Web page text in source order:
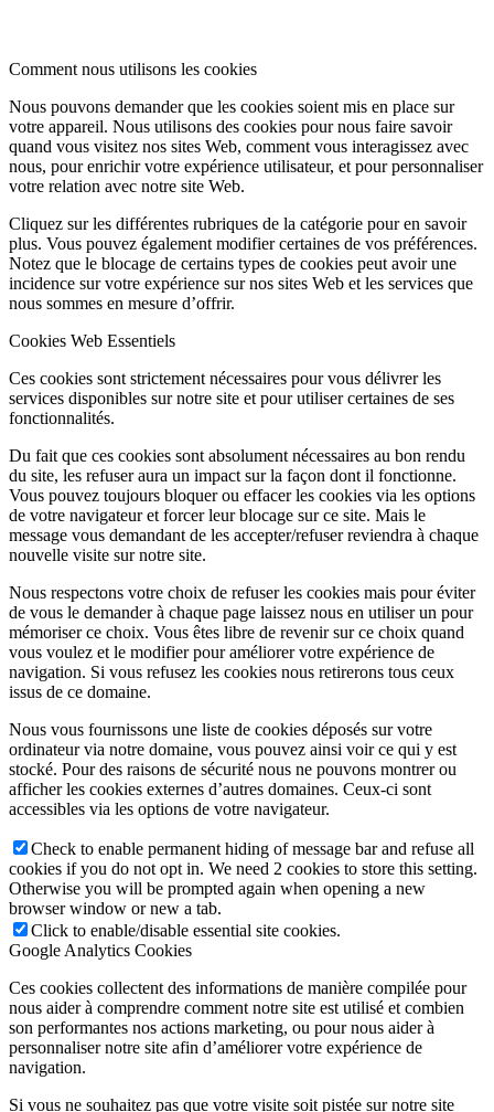
Comment nous utilisons les cookies
Nous pouvons demander que les cookies soient mis en place sur
votre appareil. Nous utilisons des cookies pour nous faire savoir
quand vous visitez nos sites Web, comment vous interagissez avec
nous, pour enrichir votre expérience utilisateur, et pour personnaliser
votre relation avec notre site Web.
Cliquez sur les différentes rubriques de la catégorie pour en savoir
plus. Vous pouvez également modifier certaines de vos préférences.
Notez que le blocage de certains types de cookies peut avoir une
incidence sur votre expérience sur nos sites Web et les services que
nous sommes en mesure d’offrir.
Cookies Web Essentiels
Ces cookies sont strictement nécessaires pour vous délivrer les
services disponibles sur notre site et pour utiliser certaines de ses
fonctionnalités.
Du fait que ces cookies sont absolument nécessaires au bon rendu
du site, les refuser aura un impact sur la façon dont il fonctionne.
Vous pouvez toujours bloquer ou effacer les cookies via les options
de votre navigateur et forcer leur blocage sur ce site. Mais le
message vous demandant de les accepter/refuser reviendra à chaque
nouvelle visite sur notre site.
Nous respectons votre choix de refuser les cookies mais pour éviter
de vous le demander à chaque page laissez nous en utiliser un pour
mémoriser ce choix. Vous êtes libre de revenir sur ce choix quand
vous voulez et le modifier pour améliorer votre expérience de
navigation. Si vous refusez les cookies nous retirerons tous ceux
issus de ce domaine.
Nous vous fournissons une liste de cookies déposés sur votre
ordinateur via notre domaine, vous pouvez ainsi voir ce qui y est
stocké. Pour des raisons de sécurité nous ne pouvons montrer ou
afficher les cookies externes d’autres domaines. Ceux-ci sont
accessibles via les options de votre navigateur.
Check to enable permanent hiding of message bar and refuse all
cookies if you do not opt in. We need 2 cookies to store this setting.
Otherwise you will be prompted again when opening a new
browser window or new a tab.
Click to enable/disable essential site cookies.
Google Analytics Cookies
Ces cookies collectent des informations de manière compilée pour
nous aider à comprendre comment notre site est utilisé et combien
son performantes nos actions marketing, ou pour nous aider à
personnaliser notre site afin d’améliorer votre expérience de
navigation.
Si vous ne souhaitez pas que votre visite soit pistée sur notre site